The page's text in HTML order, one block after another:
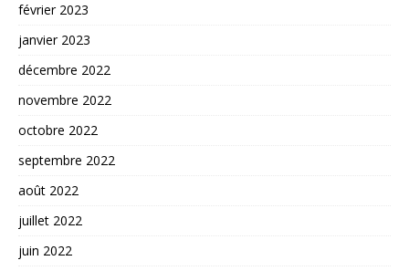
février 2023
janvier 2023
décembre 2022
novembre 2022
octobre 2022
septembre 2022
août 2022
juillet 2022
juin 2022